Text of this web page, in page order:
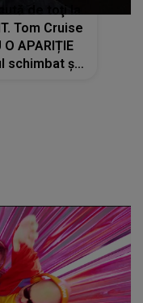
de toţi la
Tom Cruise
APARIȚIE
schimbat şi